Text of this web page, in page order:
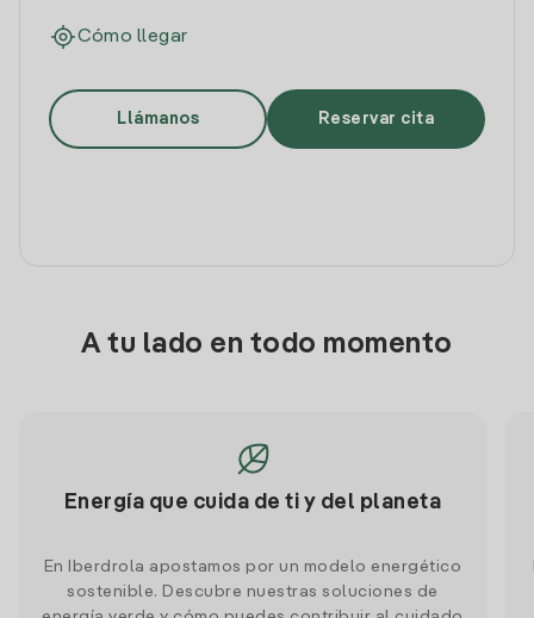
Cómo llegar
Llámanos Reservar cita
A tu lado en todo momento
Energía que cuida de ti y del planeta
En Iberdrola apostamos por un modelo energético
sostenible. Descubre nuestras soluciones de